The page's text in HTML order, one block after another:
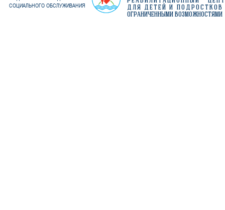
СОЦИАЛЬНОГО ОБСЛУЖИВАНИЯ
ДЛЯ ДЕТЕЙ И ПОДРОСТКОВ
ОГРАНИЧЕННЫМИ ВОЗМОЖНОСТЯМИ